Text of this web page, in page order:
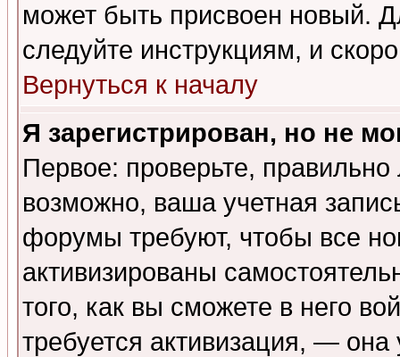
может быть присвоен новый.
следуйте инструкциям, и
Вернуться к началу
Я зарегистрирован, но не
Первое: проверьте,
возможно, ваша учетная
форумы требуют, чтобы все
активизированы
того, как вы сможете в него
требуется активизация, —